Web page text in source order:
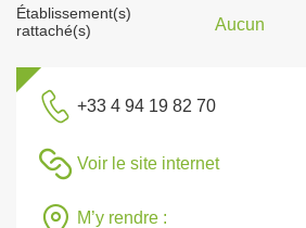
Établissement(s)
rattaché(s)
Aucun
+33 4 94 19 82 70
Voir le site internet
M’y rendre :